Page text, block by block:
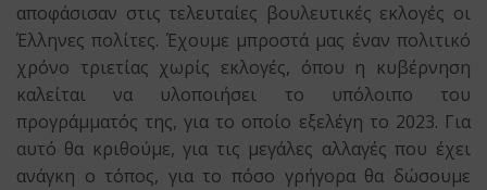
αποφάσισαν στις τελευταίες βουλευτικές εκλογές οι
Έλληνες πολίτες. Έχουμε μπροστά μας έναν πολιτικό
χρόνο τριετίας χωρίς εκλογές, όπου η κυβέρνηση
καλείται να υλοποιήσει το υπόλοιπο του
προγράμματός της, για το οποίο εξελέγη το 2023. Για
αυτό θα κριθούμε, για τις μεγάλες αλλαγές που έχει
ανάγκη ο τόπος, για το πόσο γρήγορα θα δώσουμε